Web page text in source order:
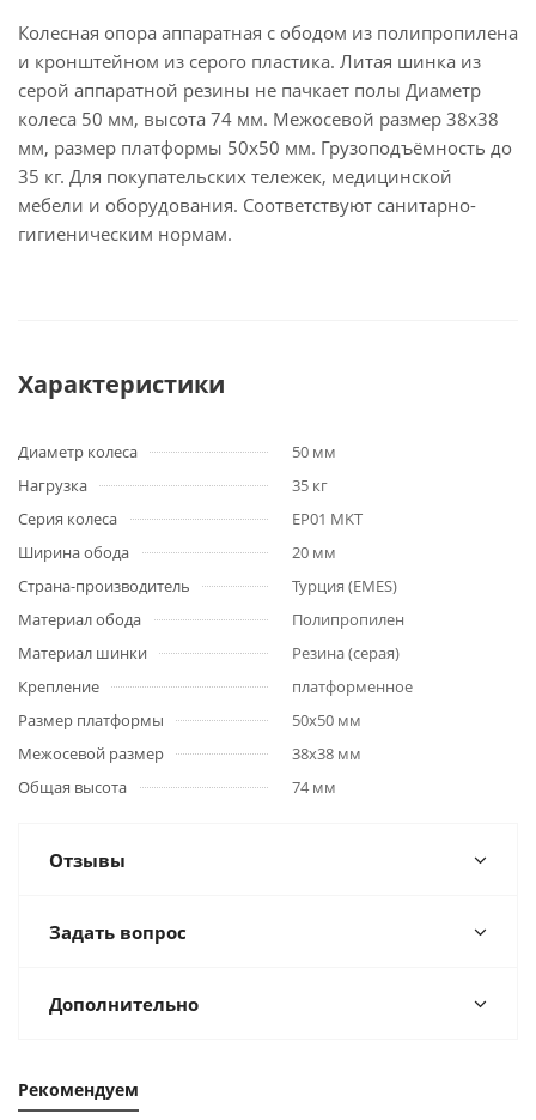
Колесная опора аппаратная с ободом из полипропилена
и кронштейном из серого пластика. Литая шинка из
серой аппаратной резины не пачкает полы Диаметр
колеса 50 мм, высота 74 мм. Межосевой размер 38x38
мм, размер платформы 50x50 мм. Грузоподъёмность до
35 кг. Для покупательских тележек, медицинской
мебели и оборудования. Соответствуют санитарно-
гигиеническим нормам.
Характеристики
Диаметр колеса
50 мм
Нагрузка
35 кг
Серия колеса
EP01 MKT
Ширина обода
20 мм
Страна-производитель
Турция (EMES)
Материал обода
Полипропилен
Материал шинки
Резина (серая)
Крепление
платформенное
Размер платформы
50x50 мм
Межосевой размер
38x38 мм
Общая высота
74 мм
Отзывы
Задать вопрос
Дополнительно
Рекомендуем